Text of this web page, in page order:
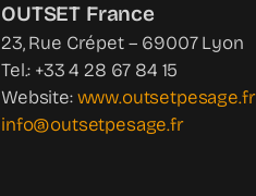
OUTSET France
23, Rue Crépet – 69007 Lyon
Tel.: +33 4 28 67 84 15
Website:www.outsetpesage.fr
info@outsetpesage.fr